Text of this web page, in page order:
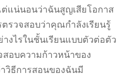
แน่นอนว่าฉันสูญเสียโอกาส
รวจสอบว่าคุณกำลังเรียนรู้
งไรในชั้นเรียนแบบตัวต่อตัว
อบความก้าวหน้าของ
วิธีการสอนของฉันมี